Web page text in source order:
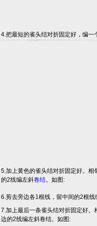
4.把最短的雀头结对折固定好，编一
5.加上黄色的雀头结对折固定好。
的2线编左斜卷结。如图:
6.剪去旁边各1根线，留中间的2根线
7.加上最后一条雀头结对折固定好
边的2线编左斜卷结。如图: